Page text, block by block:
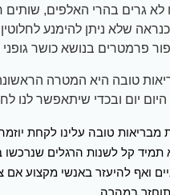
לא גרים בהרי האלפים,
שלא ניתן להימנע
פרמטרים בנושא כושר גופני
טובה היא המטרה
יום ובכדי שיתאפשר לנו
מבריאות טובה עלינו לקחת
קל לשנות הרגלים
ואף להיעזר באנשי מקצוע
במהרה.